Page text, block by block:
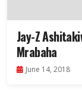
Jay-Z
Mrabaha
June 14, 2018